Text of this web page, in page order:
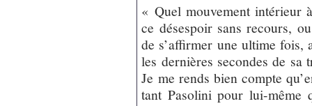
« Quel mouvement intérieur
ce désespoir sans recours,
de s’affirmer une ultime fois,
les dernières secondes de sa
Je me rends bien compte
tant Pasolini pour lui-même